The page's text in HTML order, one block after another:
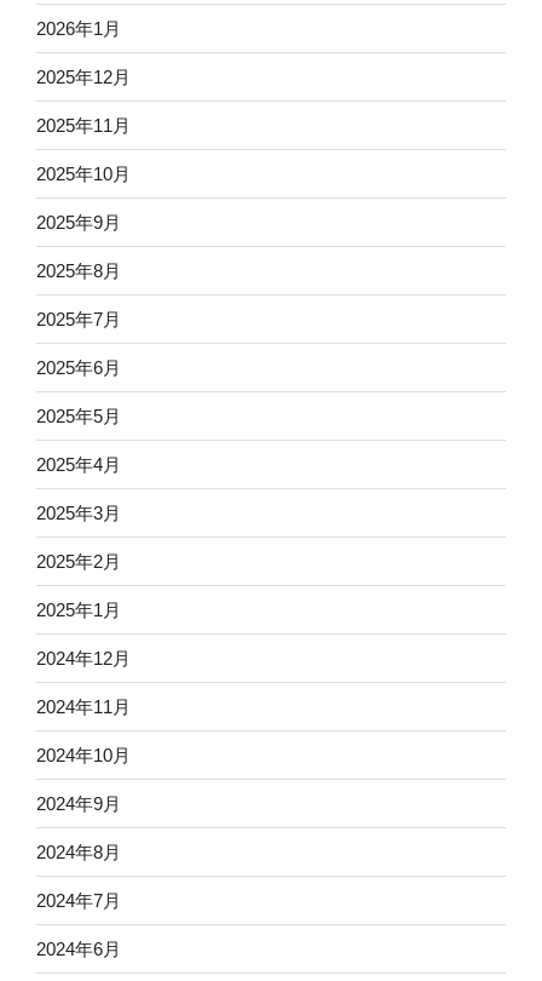
2026年1月
2025年12月
2025年11月
2025年10月
2025年9月
2025年8月
2025年7月
2025年6月
2025年5月
2025年4月
2025年3月
2025年2月
2025年1月
2024年12月
2024年11月
2024年10月
2024年9月
2024年8月
2024年7月
2024年6月